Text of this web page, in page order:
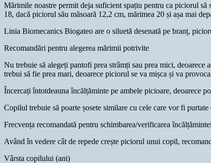
Mărimile noastre permit deja suficient spațiu pentru ca piciorul
18, dacă piciorul său măsoară 12,2 cm, mărimea 20 și așa mai
Linia Biomecanics Biogateo are o siluetă desenată pe branț,
Recomandări pentru alegerea mărimii potrivite
Nu trebuie să alegeți pantofi prea strâmți sau prea mici,
trebui să fie prea mari, deoarece piciorul se va mișca și va
Încercați întotdeauna încălțăminte pe ambele picioare, deoarece
Copilul trebuie să poarte șosete similare cu cele care vor fi
Frecvența recomandată pentru schimbarea/verificarea
Având în vedere cât de repede crește piciorul unui copil,
Vârsta copilului (ani)